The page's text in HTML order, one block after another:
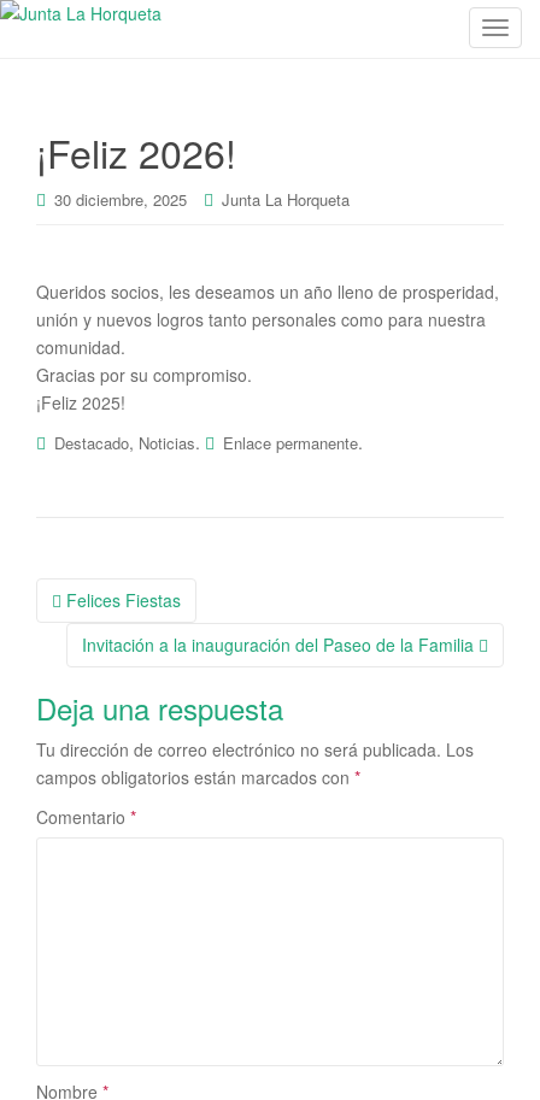
C
e
¡Feliz 2026!
30 diciembre, 2025 Junta La Horqueta
Queridos socios, les deseamos un año lleno de prosperidad,
unión y nuevos logros tanto personales como para nuestra
comunidad.
Gracias por su compromiso.
¡Feliz 2025!
Destacado, Noticias. Enlace permanente.
Navegación
entrada
Felices Fiestas
Invitación a la inauguración del Paseo de la Familia
Deja una respuesta
Tu dirección de correo electrónico no será publicada. Los
campos obligatorios están marcados con *
Comentario *
Nombre *